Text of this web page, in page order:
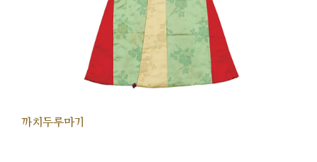
까치두루마기